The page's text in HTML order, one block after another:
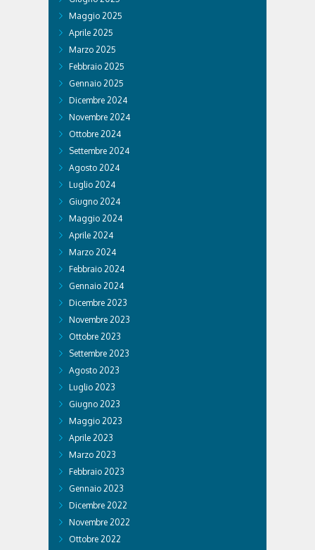
Maggio 2025
Aprile 2025
Marzo 2025
Febbraio 2025
Gennaio 2025
Dicembre 2024
Novembre 2024
Ottobre 2024
Settembre 2024
Agosto 2024
Luglio 2024
Giugno 2024
Maggio 2024
Aprile 2024
Marzo 2024
Febbraio 2024
Gennaio 2024
Dicembre 2023
Novembre 2023
Ottobre 2023
Settembre 2023
Agosto 2023
Luglio 2023
Giugno 2023
Maggio 2023
Aprile 2023
Marzo 2023
Febbraio 2023
Gennaio 2023
Dicembre 2022
Novembre 2022
Ottobre 2022